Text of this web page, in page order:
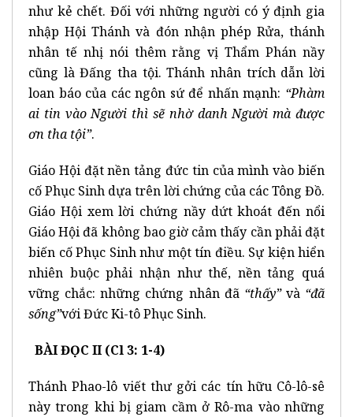
như kẻ chết. Đối với những người có ý định gia
nhập Hội Thánh và đón nhận phép Rửa, thánh
nhân tế nhị nói thêm rằng vị Thẩm Phán nầy
cũng là Đấng tha tội. Thánh nhân trích dẫn lời
loan báo của các ngôn sứ để nhấn mạnh: “Phàm
ai tin vào Người thì sẽ nhờ danh Người mà được
ơn tha tội”.
Giáo Hội đặt nền tảng đức tin của mình vào biến
cố Phục Sinh dựa trên lời chứng của các Tông Đồ.
Giáo Hội xem lời chứng nầy dứt khoát đến nổi
Giáo Hội đã không bao giờ cảm thấy cần phải đặt
biến cố Phục Sinh như một tín điều. Sự kiện hiển
nhiên buộc phải nhận như thế, nền tảng quá
vững chắc: những chứng nhân đã “thấy”và “đã
sống”với Đức Ki-tô Phục Sinh.
BÀI ĐỌC II (Cl 3: 1-4)
Thánh Phao-lô viết thư gởi các tín hữu Cô-lô-sê
này trong khi bị giam cầm ở Rô-ma vào những